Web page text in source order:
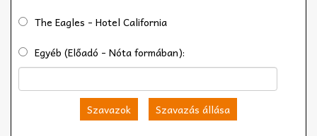
The Eagles - Hotel California
Egyéb (Előadó - Nóta formában):
Szavazok Szavazás állása